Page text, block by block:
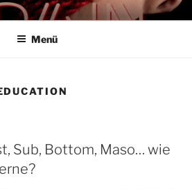
PAIN
Kinky Lifestyle
Menü
Sub, Bottom, Maso… wie